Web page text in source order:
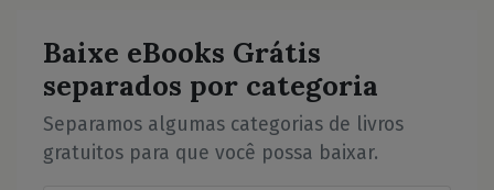
Baixe eBooks Grátis
separados por categoria
Separamos algumas categorias de livros
gratuitos para que você possa baixar.